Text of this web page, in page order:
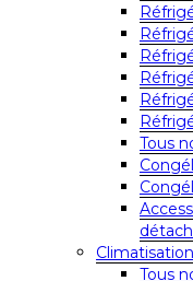
Tous
Tous